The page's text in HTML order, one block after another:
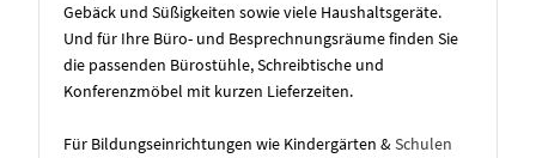
Gebäck und Süßigkeiten sowie viele Haushaltsgeräte.
Und für Ihre Büro- und Besprechnungsräume finden Sie
die passenden Bürostühle, Schreibtische und
Konferenzmöbel mit kurzen Lieferzeiten.
Für Bildungseinrichtungen wie Kindergärten &Schulen